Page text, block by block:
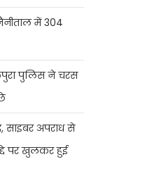
में 304
पुलिस ने चरस
साइबर अपराध से
पर खुलकर हुई